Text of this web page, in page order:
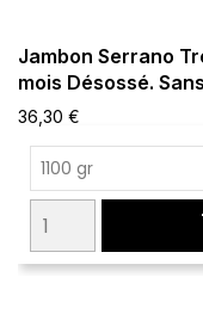
Jambon Serrano
mois Désossé.
36,30 €